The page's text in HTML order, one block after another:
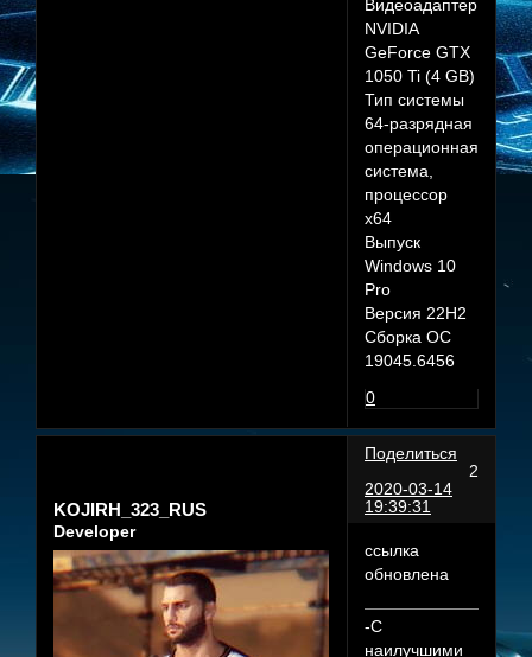
Видеоадаптер
NVIDIA
GeForce GTX
1050 Ti (4 GB)
Тип системы
64-разрядная
операционная
система,
процессор
x64
Выпуск
Windows 10
Pro
Версия 22H2
Сборка ОС
19045.6456
0
Поделиться
2
2020-03-14
19:39:31
KOJIRH_323_RUS
Developer
ссылка
обновлена
-С
наилучшими